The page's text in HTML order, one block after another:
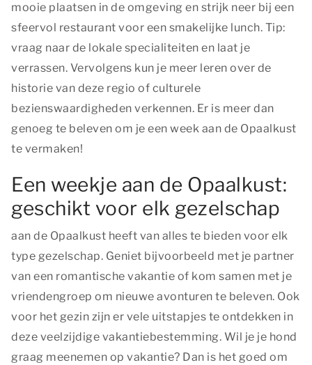
mooie plaatsen in de omgeving en strijk neer bij een
sfeervol restaurant voor een smakelijke lunch. Tip:
vraag naar de lokale specialiteiten en laat je
verrassen. Vervolgens kun je meer leren over de
historie van deze regio of culturele
bezienswaardigheden verkennen. Er is meer dan
genoeg te beleven om je een week aan de Opaalkust
te vermaken!
Een weekje aan de Opaalkust:
geschikt voor elk gezelschap
aan de Opaalkust heeft van alles te bieden voor elk
type gezelschap. Geniet bijvoorbeeld met je partner
van een romantische vakantie of kom samen met je
vriendengroep om nieuwe avonturen te beleven. Ook
voor het gezin zijn er vele uitstapjes te ontdekken in
deze veelzijdige vakantiebestemming. Wil je je hond
graag meenemen op vakantie? Dan is het goed om